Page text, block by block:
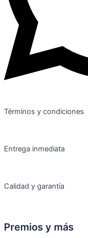
Términos y condiciones
Entrega inmediata
Calidad y garantía
Premios y más